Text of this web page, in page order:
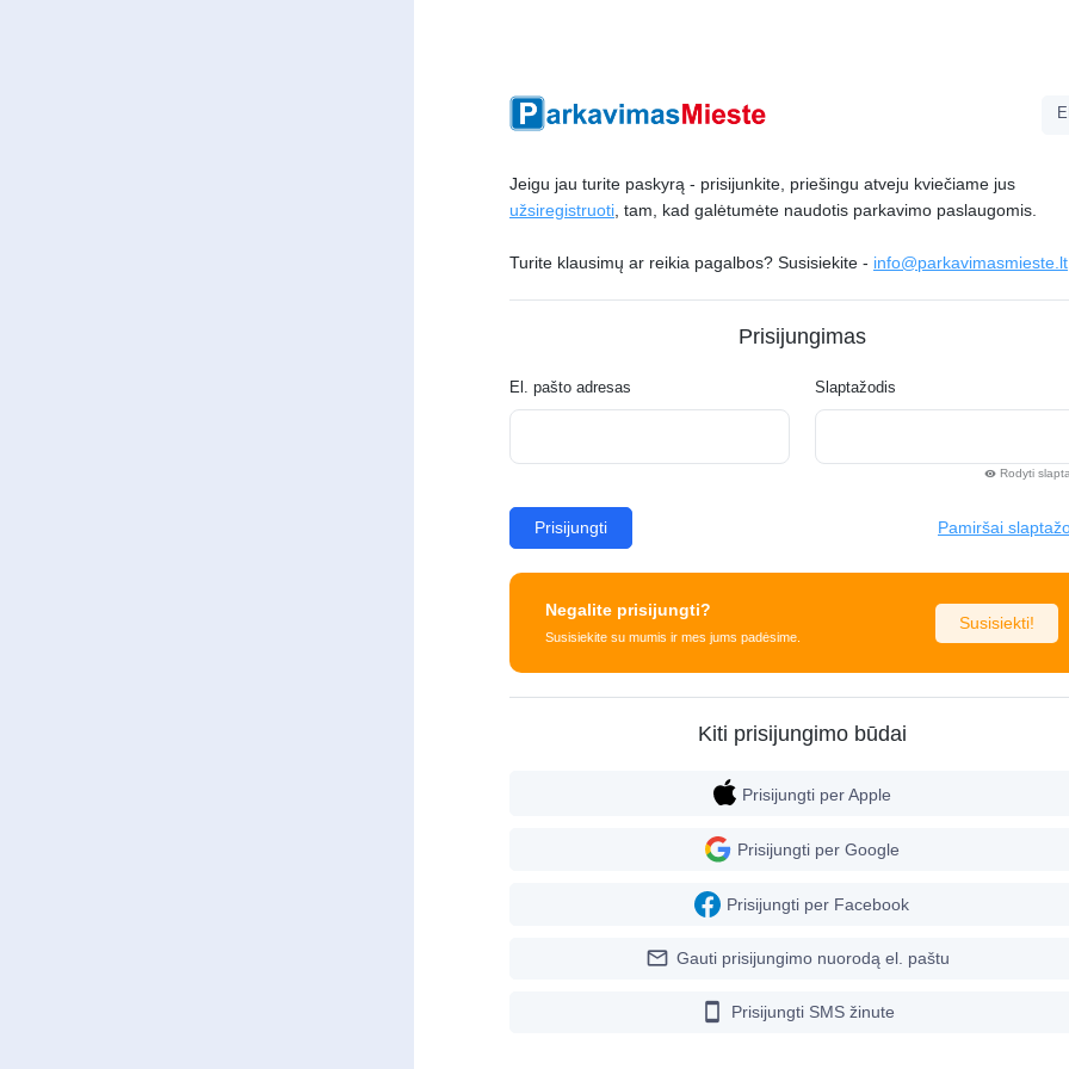
Jeigu jau turite paskyrą - prisijunkite, priešingu atveju kviečiame jus
užsiregistruoti , tam, kad galėtumėte naudotis parkavimo paslaugomis.
Turite klausimų ar reikia pagalbos? Susisiekite - info@parkavimasmieste.lt
Prisijungimas
El. pašto adresas Slaptažodis
visibility Rodyti
Prisijungti Pamiršai
Negalite prisijungti?
Susisiekite su mumis ir mes jums padėsime.
Susisiekti!
Kiti prisijungimo būdai
Prisijungti per Apple
Prisijungti per Google
Prisijungti per Facebook
mail_outline Gauti prisijungimo nuorodą el. paštu
smartphone Prisijungti SMS žinute